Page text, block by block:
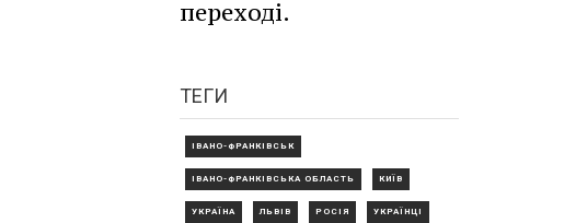
переході.
ТЕГИ
ІВАНО-ФРАНКІВСЬК
ІВАНО-ФРАНКІВСЬКА ОБЛАСТЬ КИЇВ
УКРАЇНА ЛЬВІВ РОСІЯ УКРАЇНЦІ